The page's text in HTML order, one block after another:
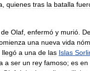
, quienes tras la batalla
de Olaf, enfermó y murió.
una nueva vida
llegó a una de las Islas
a ser un rey famoso; es en